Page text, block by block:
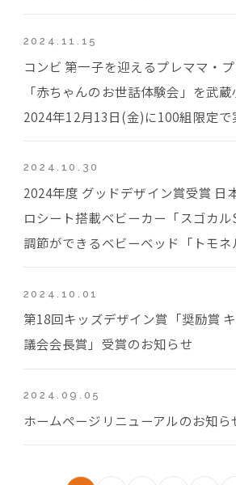
2024.11.15
コンビ 第一子を迎えるプレママ・
「赤ちゃんのお世話体験会」を武
2024年12月13日(金)に100組限定で
2024.10.30
2024年度 グッドデザイン賞受賞
ロシート搭載ベビーカー「スゴカル
調節ができるベビーベッド「トモネ
2024.10.01
第18回キッズデザイン賞「奨励賞
議会会長賞」受賞のお知らせ
2024.09.05
ホームページリニューアルのお知ら